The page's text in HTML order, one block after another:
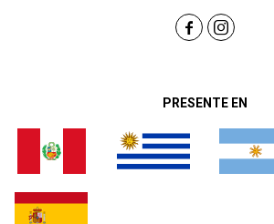
PRESENTE EN
 